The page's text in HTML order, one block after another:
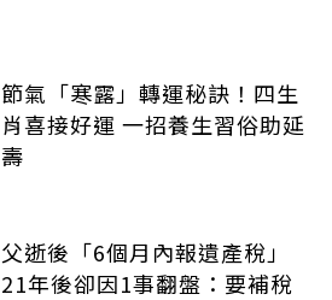
節氣「寒露」轉運秘訣！四生
肖喜接好運 一招養生習俗助延
壽
父逝後「6個月內報遺產稅」
21年後卻因1事翻盤：要補稅